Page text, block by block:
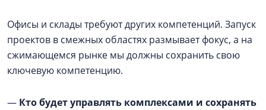
Офисы и склады требуют других компетенций. Запуск
проектов в смежных областях размывает фокус, а на
сжимающемся рынке мы должны сохранить свою
ключевую компетенцию.
— Кто будет управлять комплексами и сохранять